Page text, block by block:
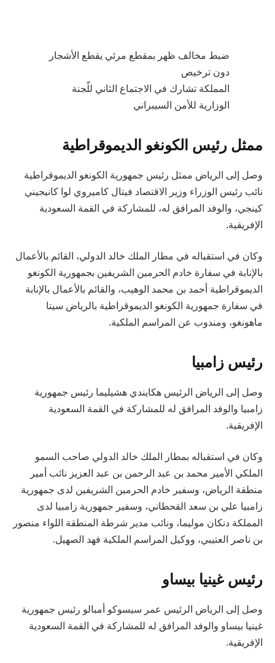
ضبط مخالف ظهر بمقطع مرئي يقطع الأشجار
دون ترخيص
المملكة تشارك في الاجتماع الثاني للّجنة
الوزارية للأمن السيبراني
ممثل رئيس الكونغو الديموقراطية
وصل إلى الرياض ممثل رئيس جمهورية الكونغو الديموقراطية
نائب رئيس الوزراء وزير الاقتصاد فيتال كاميروي لوا كانيجيني
كينجي، والوفد المرافق له، للمشاركة في القمة السعودية
الإفريقية.
وكان في استقباله في مطار الملك خالد الدولي، القائم بالأعمال
بالإنابة في سفارة خادم الحرمين الشريفين بجمهورية الكونغو
الديموقراطية أحمد بن محمد الوهيب، والقائم بالأعمال بالإنابة
في سفارة جمهورية الكونغو الديموقراطية بالرياض سيتا
ماهونغو، ومندوب عن المراسم الملكية.
رئيس زامبيا
وصل إلى الرياض الرئيس هكايندي هشيليما رئيس جمهورية
زامبيا والوفد المرافق له للمشاركة في القمة السعودية
الإفريقية.
وكان في استقباله بمطار الملك خالد الدولي صاحب السمو
الملكي الأمير محمد بن عبد الرحمن بن عبد العزيز نائب أمير
منطقة الرياض، وسفير خادم الحرمين الشريفين لدى جمهورية
زامبيا علي بن سعد القحطاني، وسفير جمهورية زامبيا لدى
المملكة دنكان موليما، ونائب مدير شرطة المنطقة اللواء منصور
بن ناصر العتيبي، ووكيل المراسم الملكية فهد الصهيل.
رئيس غينيا بيساو
وصل إلى الرياض الرئيس عمر سيسوكو أمبالو رئيس جمهورية
غينيا بيساو والوفد المرافق له للمشاركة في القمة السعودية
الإفريقية.